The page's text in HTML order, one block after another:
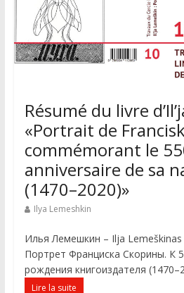
Résumé du livre
«Portrait de
commémorant le
anniversaire de sa
(1470–2020)»
Ilya Lemeshkin
Илья Лемешкин – Ilja Lemeškinas
Портрет Франциска Скорины. К
рождения книгоиздателя
Lire la suite